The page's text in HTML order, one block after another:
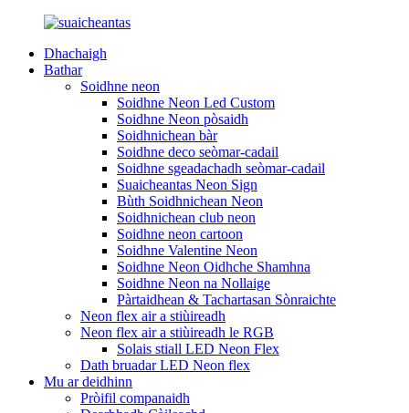
Dhachaigh
Bathar
Soidhne neon
Soidhne Neon Led Custom
Soidhne Neon pòsaidh
Soidhnichean bàr
Soidhne deco seòmar-cadail
Soidhne sgeadachadh seòmar-cadail
Suaicheantas Neon Sign
Bùth Soidhnichean Neon
Soidhnichean club neon
Soidhne neon cartoon
Soidhne Valentine Neon
Soidhne Neon Oidhche Shamhna
Soidhne Neon na Nollaige
Pàrtaidhean & Tachartasan Sònraichte
Neon flex air a stiùireadh
Neon flex air a stiùireadh le RGB
Solais stiall LED Neon Flex
Dath bruadar LED Neon flex
Mu ar deidhinn
Pròifil companaidh